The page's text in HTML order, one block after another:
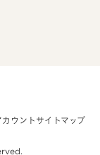
ウントサイトマップ